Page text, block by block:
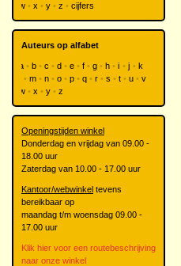
w
x y z cijfers
Auteurs op alfabet
a b c d e f g h i j
k
m n o p q r s t u
v
w
x y z
Openingstijden winkel
Donderdag en vrijdag van 09.00 -
18.00 uur
Zaterdag van 10.00 - 17.00 uur
Kantoor/webwinkel tevens
bereikbaar op
maandag t/m woensdag 09.00 -
17.00 uur
Klik hier voor een routebeschrijving
naar onze winkel